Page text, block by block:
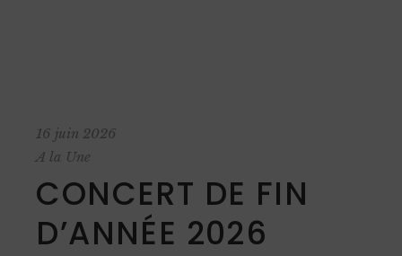
16 juin 2026
A la Une
CONCERT DE FIN
D’ANNÉE 2026